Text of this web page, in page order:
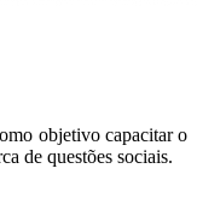
objetivo capacitar o
de questões sociais.